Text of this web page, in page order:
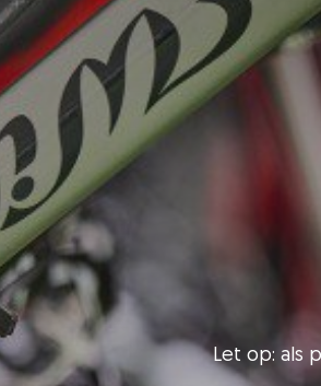
Let op: als